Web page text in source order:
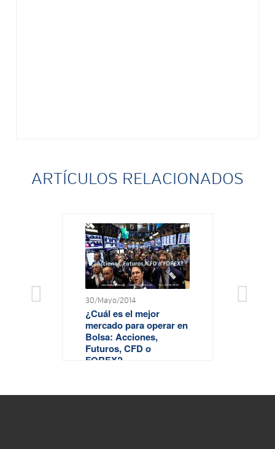
ARTÍCULOS RELACIONADOS
30/Mayo/2014
¿Cuál es el mejor
mercado para operar en
Bolsa: Acciones,
Futuros, CFD o
FOREX?